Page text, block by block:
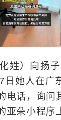
姓）向扬
日她人在广
电话，询问
亚朵小程序